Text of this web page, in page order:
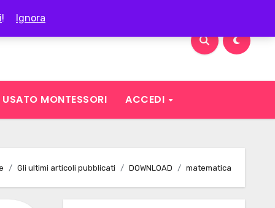
! Ignora
USATO MONTESSORI ACCEDI
Gli ultimi articoli pubblicati DOWNLOAD matematica